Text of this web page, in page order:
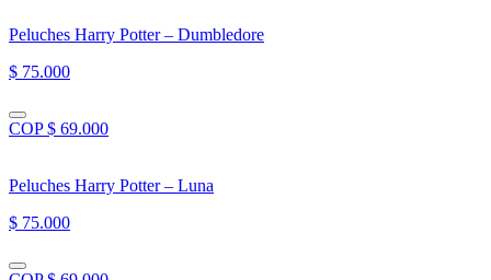
Peluches Harry Potter – Dumbledore
$ 75.000
COP $ 69.000
Peluches Harry Potter – Luna
$ 75.000